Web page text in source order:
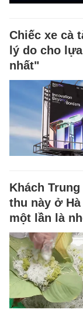
Chiếc xe cà
lý do cho
nhất"
Khách
thu này ở
một lần là